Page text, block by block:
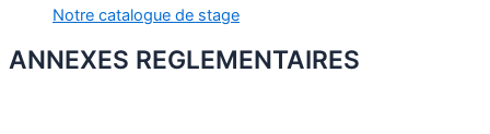
Notre catalogue de stage
ANNEXES REGLEMENTAIRES